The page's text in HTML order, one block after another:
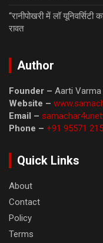
“रानीपोखरी में लॉ यूनिवर्सिटी
रावत
Author
Founder – Aarti Varma
Website –
Email –
Phone – +91 95571
Quick Links
About
Contact
Policy
Terms